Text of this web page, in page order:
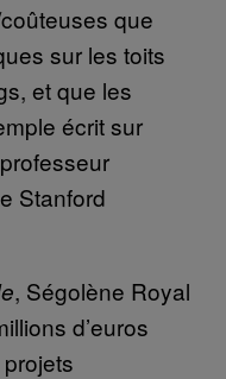
que
sur les toits
et que les
écrit sur
Stanford
, Ségolène Royal
d’euros